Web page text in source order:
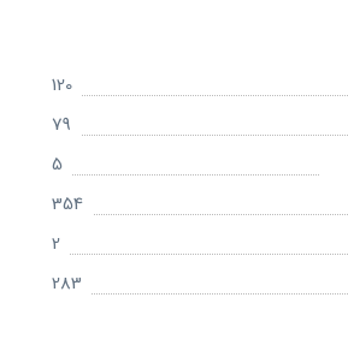
120
79
5
354
2
283